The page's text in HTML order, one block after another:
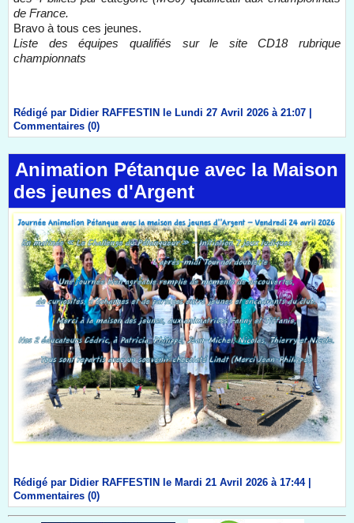
de France.
Bravo à tous ces jeunes.
Liste des équipes qualifiés sur le site CD18 rubrique
championnats
Rédigé par Didier RAFFESTIN le Lundi 27 Avril 2026 à 21:07
Commentaires (0)
Animation Pétanque avec la Maison
des jeunes d'Argent
Rédigé par Didier RAFFESTIN le Mardi 21 Avril 2026 à 17:44
Commentaires (0)